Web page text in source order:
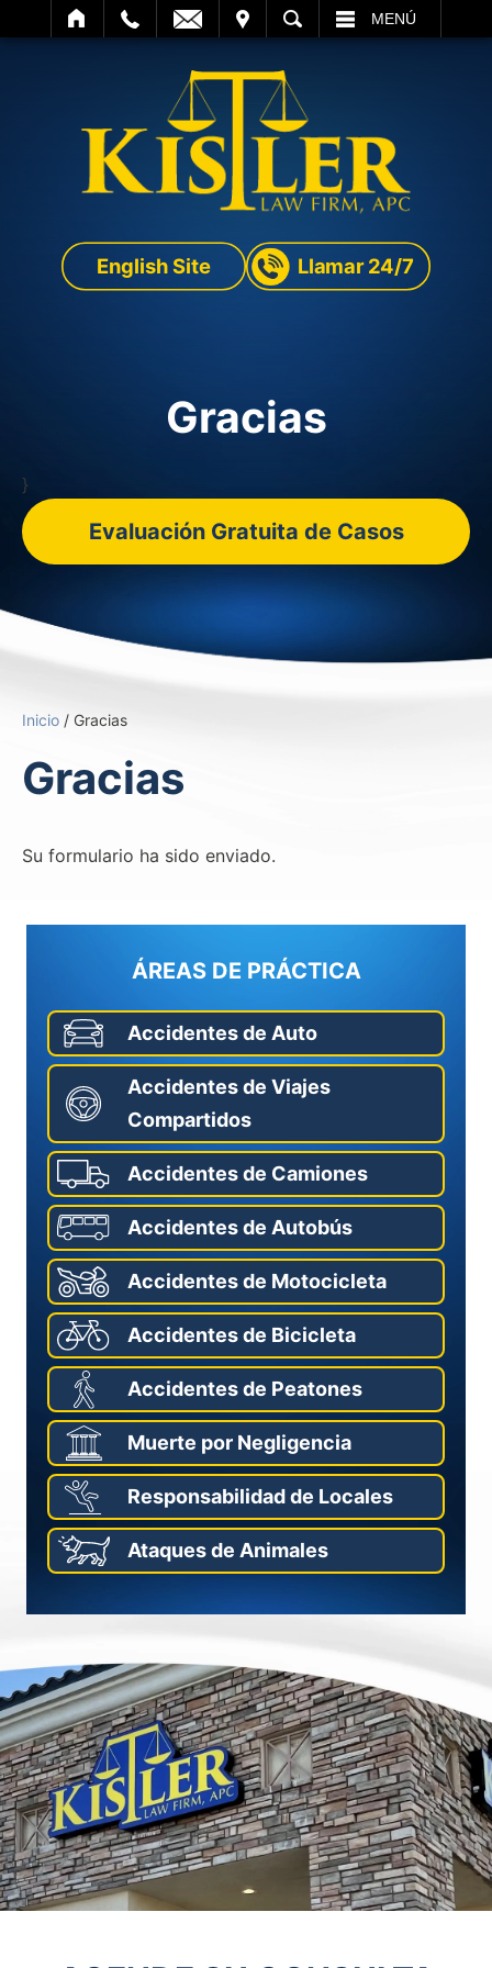
BUSCAR MENÚ
English Site Llamar 24/7
Gracias
}
Evaluación Gratuita de Casos
Inicio / Gracias
Gracias
Su formulario ha sido enviado.
ÁREAS DE PRÁCTICA
Accidentes de Auto
Accidentes de Viajes
Compartidos
Accidentes de Camiones
Accidentes de Autobús
Accidentes de Motocicleta
Accidentes de Bicicleta
Accidentes de Peatones
Muerte por Negligencia
Responsabilidad de Locales
Ataques de Animales